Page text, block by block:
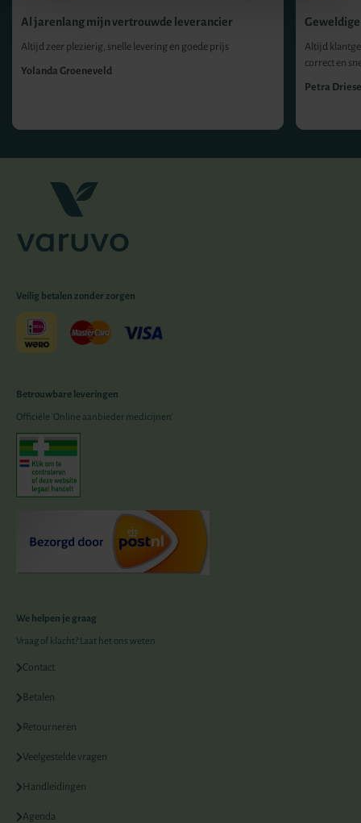
Al jarenlang mijn vertrouwde leverancier
Altijd zeer plezierig, snelle levering en goede prijs
Yolanda Groeneveld
Altijd
correct en
Petra
Veilig betalen zonder zorgen
Betrouwbare leveringen
Officiële 'Online aanbieder medicijnen'
We helpen je graag
Vraag of klacht? Laat het ons weten
Contact
Betalen
Retourneren
Veelgestelde vragen
Handleidingen
Agenda